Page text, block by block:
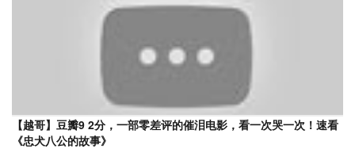
【越哥】豆瓣9 2分，一部零差评的催泪电影，看一次哭一次！速看
《忠犬八公的故事》